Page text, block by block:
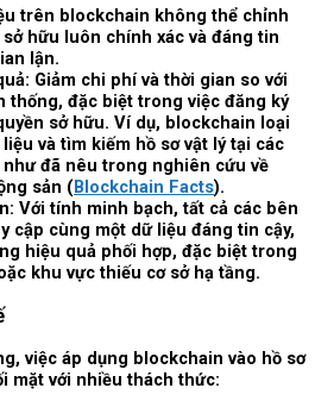
trên blockchain không thể chỉnh
hữu luôn chính xác và đáng tin
lận.
Giảm chi phí và thời gian so với
thống, đặc biệt trong việc đăng ký
sở hữu. Ví dụ, blockchain loại
và tìm kiếm hồ sơ vật lý tại các
đã nêu trong nghiên cứu về
sản (Blockchain Facts).
Với tính minh bạch, tất cả các bên
cập cùng một dữ liệu đáng tin cậy,
hiệu quả phối hợp, đặc biệt trong
khu vực thiếu cơ sở hạ tầng.
việc áp dụng blockchain vào hồ sơ
mặt với nhiều thách thức: